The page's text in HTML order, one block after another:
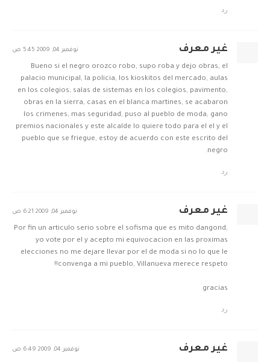
رد
غير معرف نوفمبر 04, 2009 5:45 ص
Bueno si el negro orozco robo, supo roba y dejo obras, el
palacio municipal, la policia, los kioskitos del mercado, aulas
en los colegios, salas de sistemas en los colegios, pavimento,
obras en la sierra, casas en el blanca martines, se acabaron
los crimenes, mas seguridad, puso al pueblo de moda, gano
premios nacionales y este alcalde lo quiere todo para el el y el
pueblo que se friegue, estoy de acuerdo con este escrito del
negro.
رد
غير معرف نوفمبر 04, 2009 6:21 ص
Por fin un articulo serio sobre el sofisma que es mito dangond,
yo vote por el y acepto mi equivocacion en las proximas
elecciones no me dejare llevar por el de moda si no lo que le
convenga a mi pueblo, Villanueva merece respeto!!
gracias
رد
غير معرف نوفمبر 04, 2009 6:49 ص